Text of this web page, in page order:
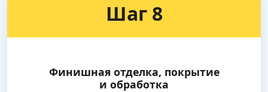
Шаг 8
Финишная отделка, покрытие
и обработка